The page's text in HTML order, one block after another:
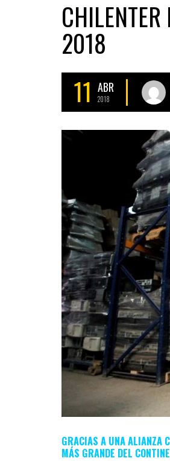
CHILENTER
2018
11 ABR
2018
GRACIAS A UNA ALIANZA
MÁS GRANDE DEL